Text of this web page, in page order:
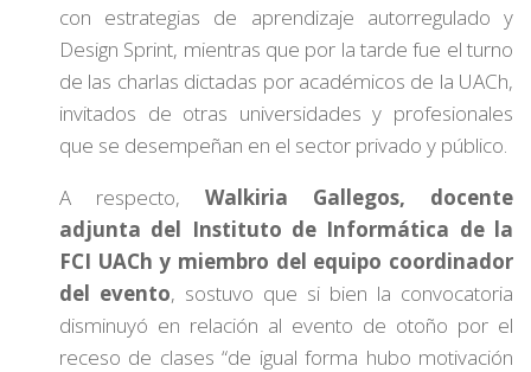
con estrategias de aprendizaje autorregulado y
Design Sprint, mientras que por la tarde fue el turno
de las charlas dictadas por académicos de la UACh,
invitados de otras universidades y profesionales
que se desempeñan en el sector privado y público.
A respecto, Walkiria Gallegos, docente
adjunta del Instituto de Informática de la
FCI UACh y miembro del equipo coordinador
del evento, sostuvo que si bien la convocatoria
disminuyó en relación al evento de otoño por el
receso de clases “de igual forma hubo motivación